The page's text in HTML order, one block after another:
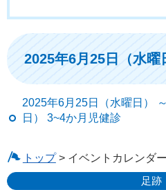
2025年6月25日（水曜
2025年6月25日（水曜日）
日） 3~4か月児健診
トップ> イベントカレンダー
足跡